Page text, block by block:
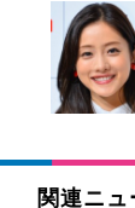
オフィス
跳ね上げ式アーム
グ pc 事務椅子
脂ベース 通気性
網+黒枠+黒足)
B100 オフィ
ェア 人間工学 疲
ビジネス向け
WT | 31.5
ビジネス向け
ベーシック
い捨て 無香料 ホ
ベーシック
(84枚) ホワイト(
関連ニュ